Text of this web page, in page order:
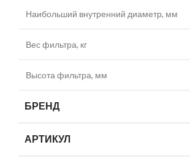
Наибольший внутренний диаметр, мм
Вес фильтра, кг
Высота фильтра, мм
БРЕНД
АРТИКУЛ